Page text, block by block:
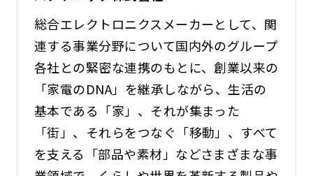
総合エレクトロニクスメーカーとして、関
連する事業分野について国内外のグループ
各社との緊密な連携のもとに、創業以来の
「家電のDNA」を継承しながら、生活の
基本である「家」、それが集まった
「街」、それらをつなぐ「移動」、すべて
を支える「部品や素材」などさまざまな事